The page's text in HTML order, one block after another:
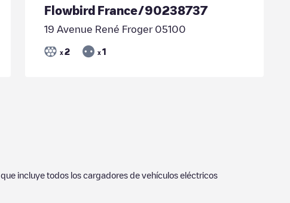
Flowbird France/90238737
19 Avenue René Froger 05100
x 2 x 1
, que incluye todos los cargadores de vehículos eléctricos